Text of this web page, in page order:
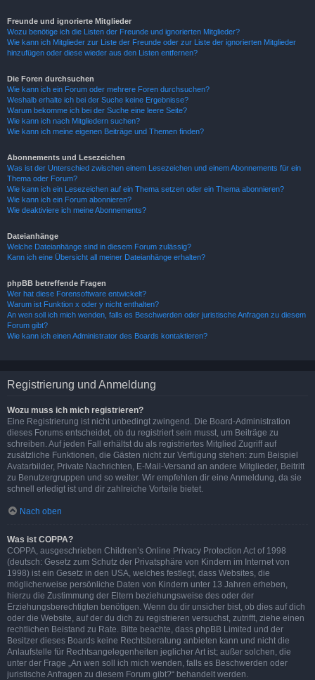
Freunde und ignorierte Mitglieder
Wozu benötige ich die Listen der Freunde und ignorierten Mitglieder?
Wie kann ich Mitglieder zur Liste der Freunde oder zur Liste der ignorierten Mitglieder
hinzufügen oder diese wieder aus den Listen entfernen?
Die Foren durchsuchen
Wie kann ich ein Forum oder mehrere Foren durchsuchen?
Weshalb erhalte ich bei der Suche keine Ergebnisse?
Warum bekomme ich bei der Suche eine leere Seite?
Wie kann ich nach Mitgliedern suchen?
Wie kann ich meine eigenen Beiträge und Themen finden?
Abonnements und Lesezeichen
Was ist der Unterschied zwischen einem Lesezeichen und einem Abonnements für ein
Thema oder Forum?
Wie kann ich ein Lesezeichen auf ein Thema setzen oder ein Thema abonnieren?
Wie kann ich ein Forum abonnieren?
Wie deaktiviere ich meine Abonnements?
Dateianhänge
Welche Dateianhänge sind in diesem Forum zulässig?
Kann ich eine Übersicht all meiner Dateianhänge erhalten?
phpBB betreffende Fragen
Wer hat diese Forensoftware entwickelt?
Warum ist Funktion x oder y nicht enthalten?
An wen soll ich mich wenden, falls es Beschwerden oder juristische Anfragen zu diesem
Forum gibt?
Wie kann ich einen Administrator des Boards kontaktieren?
Registrierung und Anmeldung
Wozu muss ich mich registrieren?
Eine Registrierung ist nicht unbedingt zwingend. Die Board-Administration
dieses Forums entscheidet, ob du registriert sein musst, um Beiträge zu
schreiben. Auf jeden Fall erhältst du als registriertes Mitglied Zugriff auf
zusätzliche Funktionen, die Gästen nicht zur Verfügung stehen: zum Beispiel
Avatarbilder, Private Nachrichten, E-Mail-Versand an andere Mitglieder, Beitritt
zu Benutzergruppen und so weiter. Wir empfehlen dir eine Anmeldung, da sie
schnell erledigt ist und dir zahlreiche Vorteile bietet.
Nach oben
Was ist COPPA?
COPPA, ausgeschrieben Children’s Online Privacy Protection Act of 1998
(deutsch: Gesetz zum Schutz der Privatsphäre von Kindern im Internet von
1998) ist ein Gesetz in den USA, welches festlegt, dass Websites, die
möglicherweise persönliche Daten von Kindern unter 13 Jahren erheben,
hierzu die Zustimmung der Eltern beziehungsweise des oder der
Erziehungsberechtigten benötigen. Wenn du dir unsicher bist, ob dies auf dich
oder die Website, auf der du dich zu registrieren versuchst, zutrifft, ziehe einen
rechtlichen Beistand zu Rate. Bitte beachte, dass phpBB Limited und der
Besitzer dieses Boards keine Rechtsberatung anbieten kann und nicht die
Anlaufstelle für Rechtsangelegenheiten jeglicher Art ist; außer solchen, die
unter der Frage „An wen soll ich mich wenden, falls es Beschwerden oder
juristische Anfragen zu diesem Forum gibt?“ behandelt werden.